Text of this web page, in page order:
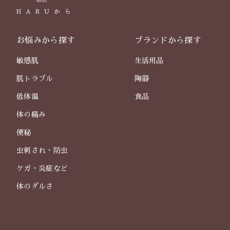
お悩みから探す
敏感肌
肌トラブル
低体温
体の痛み
便秘
虫刺され・防虫
ケガ・炎症など
体のダルさ
ブランドから探す
生活用品
陶器
食品